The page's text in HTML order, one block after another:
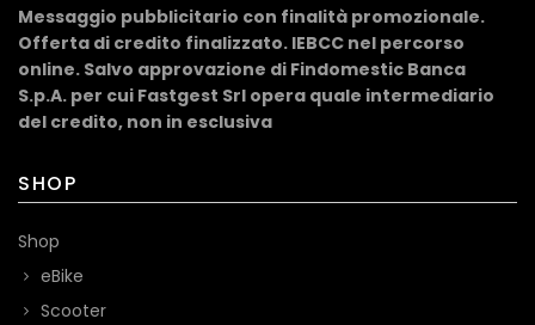
Messaggio pubblicitario con finalità promozionale.
Offerta di credito finalizzato. IEBCC nel percorso
online. Salvo approvazione di Findomestic Banca
S.p.A. per cui Fastgest Srl opera quale intermediario
del credito, non in esclusiva
SHOP
Shop
eBike
Scooter